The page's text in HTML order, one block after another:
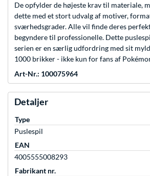
De opfylder de højeste krav til materiale,
dette med et stort udvalg af motiver,
sværhedsgrader. Alle vil finde deres
begyndere til professionelle. Dette
serien er en særlig udfordring med sit
1000 brikker - ikke kun for fans af
Art-Nr.: 100075964
Detaljer
Type
Puslespil
EAN
4005555008293
Fabrikant nr.